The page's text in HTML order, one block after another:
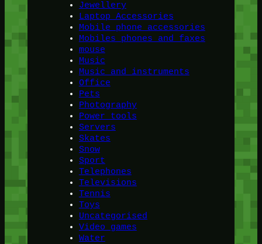
Jewellery
Laptop Accessories
Mobile phone accessories
Mobiles phones and faxes
mouse
Music
Music and instruments
Office
Pets
Photography
Power tools
Servers
Skates
Snow
Sport
Telephones
Televisions
Tennis
Toys
Uncategorised
Video games
Water